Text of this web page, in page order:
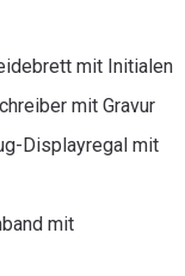
mit Initialen
mit Gravur
Displayregal mit
mit